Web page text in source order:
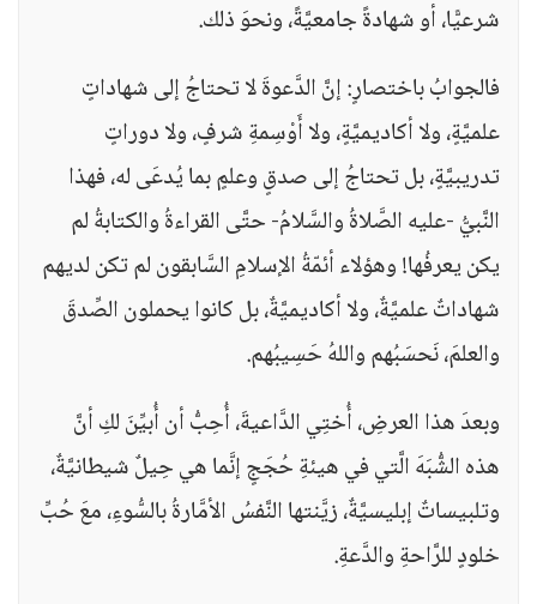
شرعيًّا، أو شهادةً جامعيَّةً، ونحوَ ذلك.
فالجوابُ باختصارٍ: إنَّ الدَّعوةَ لا تحتاجُ إلى شهاداتٍ
علميَّةٍ، ولا أكاديميَّةٍ، ولا أَوْسِمةِ شرفٍ، ولا دوراتٍ
تدريبيَّةٍ، بل تحتاجُ إلى صدقٍ وعلمٍ بما يُدعَى له، فهذا
النَّبيُّ -عليه الصَّلاةُ والسَّلامُ- حتَّى القراءةُ والكتابةُ لم
يكن يعرفُها! وهؤلاء أئمّةُ الإسلامِ السَّابقون لم تكن لديهم
شهاداتٌ علميَّةٌ، ولا أكاديميَّةٌ، بل كانوا يحملون الصِّدقَ
والعلمَ، نَحسَبُهم واللهُ حَسِيبُهم.
وبعدَ هذا العرضِ، أُختِي الدَّاعيةَ، أُحِبُّ أن أُبيِّنَ لكِ أنَّ
هذه الشُّبَهَ الَّتي في هيئةِ حُجَجٍ إنَّما هي حِيلٌ شيطانيَّةٌ،
وتلبيساتٌ إبليسيَّةٌ، زيَّنتها النَّفسُ الأمَّارةُ بالسُّوءِ، معَ حُبِّ
خلودٍ للرَّاحةِ والدَّعةِ.